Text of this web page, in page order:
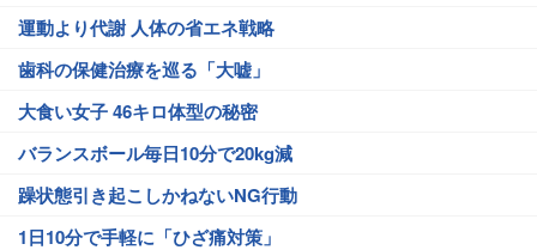
運動より代謝 人体の省エネ戦略
歯科の保健治療を巡る「大嘘」
大食い女子 46キロ体型の秘密
バランスボール毎日10分で20kg減
躁状態引き起こしかねないNG行動
1日10分で手軽に「ひざ痛対策」